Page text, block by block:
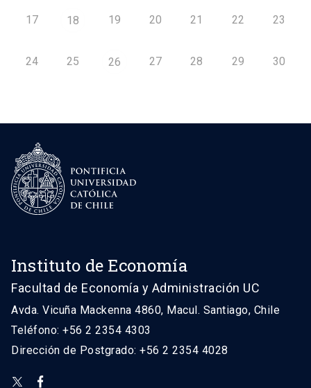
17 18 19 20 21 22 23
24 25 26 27 28 29 30
Instituto de Economía
Facultad de Economía y Administración UC
Avda. Vicuña Mackenna 4860, Macul. Santiago, Chile
Teléfono: +56 2 2354 4303
Dirección de Postgrado: +56 2 2354 4028